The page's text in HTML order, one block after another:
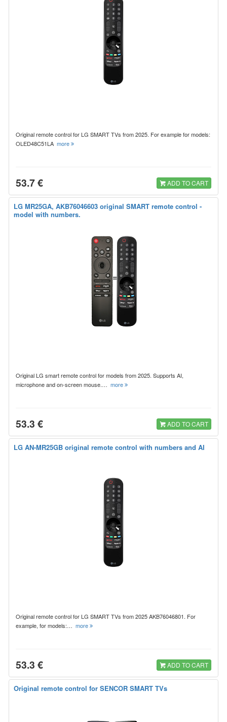
Original remote control for LG SMART TVs from 2025. For example for models:
OLED48C51LA more
53.7 € ADD TO CART
LG MR25GA, AKB76046603 original SMART remote control -
model with numbers.
Original LG smart remote control for models from 2025. Supports AI,
microphone and on-screen mouse.… more
53.3 € ADD TO CART
LG AN-MR25GB original remote control with numbers and AI
Original remote control for LG SMART TVs from 2025 AKB76046801. For
example, for models:… more
53.3 € ADD TO CART
Original remote control for SENCOR SMART TVs